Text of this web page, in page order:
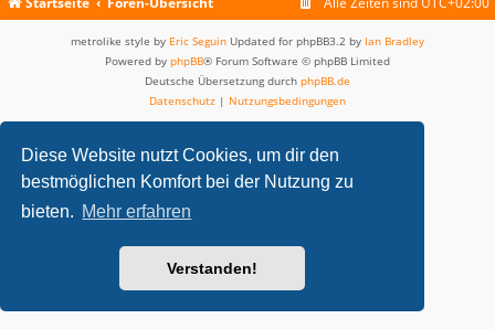
Diese Website nutzt Cookies, um dir den
bestmöglichen Komfort bei der Nutzung zu
bieten. Mehr erfahren
Verstanden!
metrolike style by Eric Seguin Updated for phpBB3.2 by Ian Bradley
Powered by phpBB® Forum Software © phpBB Limited
Deutsche Übersetzung durch phpBB.de
Datenschutz | Nutzungsbedingungen